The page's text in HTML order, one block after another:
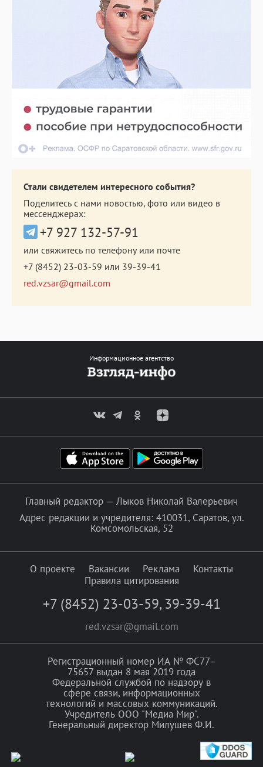
Стали свидетелем интересного события?
Поделитесь с нами новостью, фото или видео в
мессенджерах:
+7 927 132-57-91
или свяжитесь по телефону или почте
+7 (8452) 23-03-59 или 39-39-41
red.vzsar@gmail.com
Информационное агентство
Главный редактор — Лыков Николай Валерьевич
Адрес редакции и учредителя: 410031, Саратов, ул.
Комсомольская, 52
О проекте Вакансии Реклама
Контакты
Правила цитирования
+7 (8452) 23-03-59, 39-39-41
red.vzsar@gmail.com
Регистрационный номер ИА № ФС77–
75657 выдан 8 мая 2019 года
Федеральной службой по надзору в
сфере связи, информационных
технологий и массовых коммуникаций.
Учредитель ООО "Медиа Мир".
Генеральный директор Милушев Ф.И.